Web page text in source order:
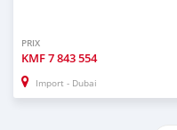
PRIX
KMF7 843 554
Import - Dubai